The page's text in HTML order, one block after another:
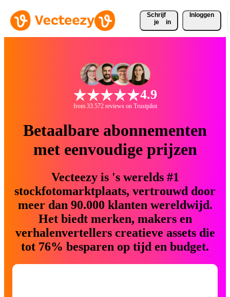
Schrijf
je
in
Inloggen
4.9
from 33.572 reviews on Trustpilot
Betaalbare abonnementen
met eenvoudige prijzen
Vecteezy is 's werelds #1
stockfotomarktplaats, vertrouwd door
meer dan 90.000 klanten wereldwijd.
Het biedt merken, makers en
verhalenvertellers creatieve assets die
tot 76% besparen op tijd en budget.